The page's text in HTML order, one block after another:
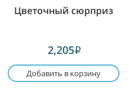
Цветочный сюрприз
2,205i
Добавить в корзину